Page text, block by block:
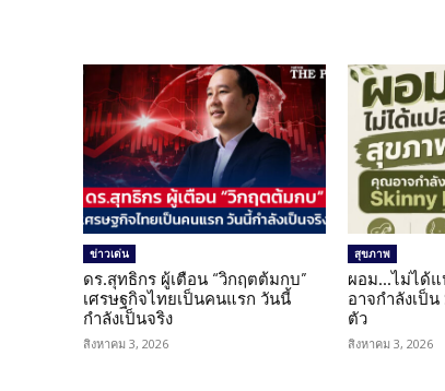
ข่าวเด่น
ดร.สุทธิกร ผู้เตือน “วิกฤตต้มกบ”
เศรษฐกิจไทยเป็นคนแรก วันนี้
กำลังเป็นจริง
สิงหาคม 3, 2026
สุขภาพ
ผอม…ไม่ได้
อาจกำลังเป็น
ตัว
สิงหาคม 3, 2026